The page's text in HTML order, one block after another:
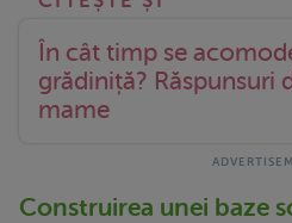
În cât timp se
grădiniță? Răspunsuri
mame
Construirea unei baze